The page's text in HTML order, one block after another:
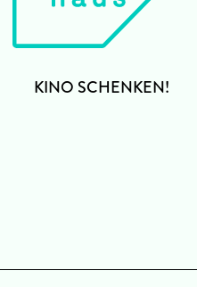
KINO SCHENKEN!